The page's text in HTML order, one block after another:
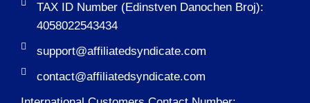
TAX ID Number (Edinstven Danochen Broj):
4058022543434
support@affiliatedsyndicate.com
contact@affiliatedsyndicate.com